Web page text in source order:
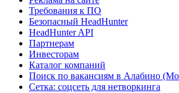
Требования к ПО
Безопасный HeadHunter
HeadHunter API
Партнерам
Инвесторам
Каталог компаний
Поиск по вакансиям в Алабино
Сетка: соцсеть для нетворкинга